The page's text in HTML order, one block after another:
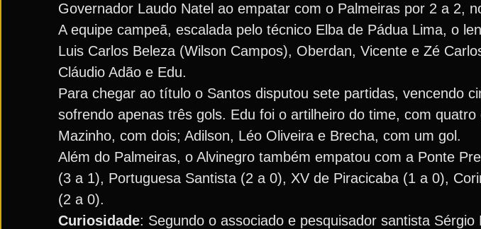
Governador Laudo Natel ao empatar com o Palmeiras por 2 a 2,
A equipe campeã, escalada pelo técnico Elba de Pádua Lima, o
Luis Carlos Beleza (Wilson Campos), Oberdan, Vicente e Zé
Cláudio Adão e Edu.
Para chegar ao título o Santos disputou sete partidas, vencendo
sofrendo apenas três gols. Edu foi o artilheiro do time, com
Mazinho, com dois; Adilson, Léo Oliveira e Brecha, com um gol.
Além do Palmeiras, o Alvinegro também empatou com a Ponte
(3 a 1), Portuguesa Santista (2 a 0), XV de Piracicaba (1 a 0),
(2 a 0).
Curiosidade: Segundo o associado e pesquisador santista